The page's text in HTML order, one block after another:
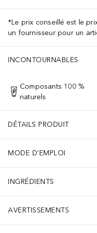
*Le prix conseillé est le
un fournisseur pour un
INCONTOURNABLES
Composants 100 %
naturels
DÉTAILS PRODUIT
MODE D'EMPLOI
INGRÉDIENTS
AVERTISSEMENTS